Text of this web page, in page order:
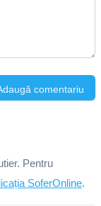
comentariu
Pentru
SoferOnline.